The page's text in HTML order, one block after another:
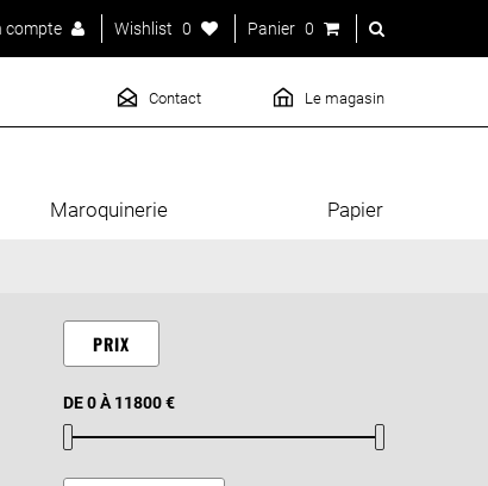
Panier 0
Wishlist 0
compte
Le magasin
Contact
Maroquinerie Papier
PRIX
DE 0 À 11800 €